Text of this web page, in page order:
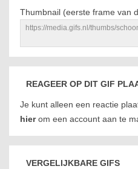
Thumbnail (eerste frame van
REAGEER OP DIT GIF
Je kunt alleen een reactie
hierom een account aan te
VERGELIJKBARE GIFS